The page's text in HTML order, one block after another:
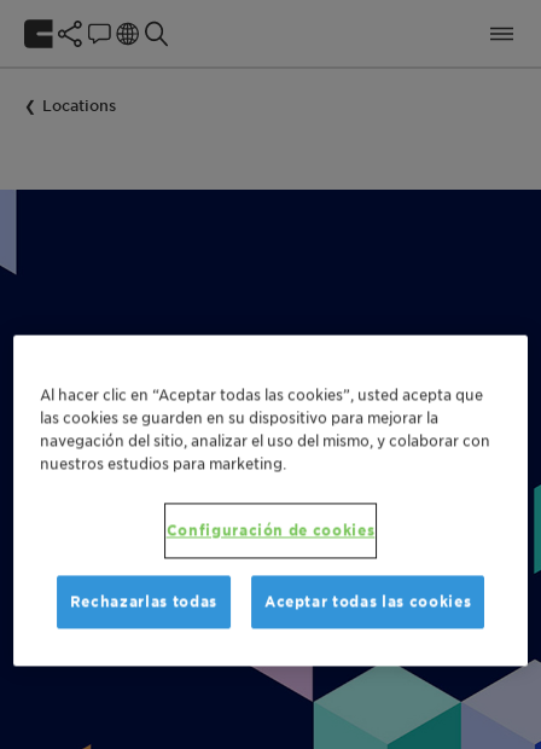
Locations
Clariant in UK
Al hacer clic en “Aceptar todas las cookies”, usted acepta que
las cookies se guarden en su dispositivo para mejorar la
navegación del sitio, analizar el uso del mismo, y colaborar con
nuestros estudios para marketing.
Configuración de cookies
Rechazarlas todas Aceptar todas las cookies